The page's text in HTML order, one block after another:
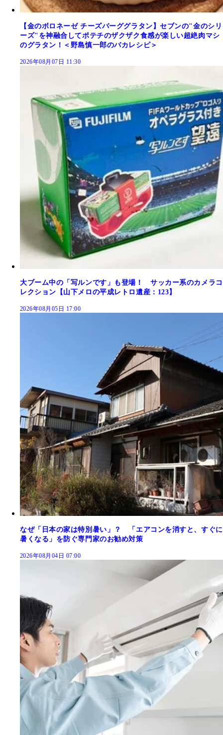
【金のボロネーゼ チーズバーググラタン】セブンの"金のシリ
ーズ"を神融合してポテチのザクザク食感が楽しい超絶肉マシ
のグラタン！＜野島慎一郎のバカレシピ＞
2026年08月07日 11:30
大ブーム中の「写ルンです」も登場！ サッカー系のカメラコ
レクション【山下メロの平成レトロ遺産：123】
2026年08月05日 17:00
なぜ「日本の家は特別暑い」？ 「エアコンを消すと、すぐに
暑くなる」を防ぐ専門家のお勧め対策
2026年08月04日 07:00